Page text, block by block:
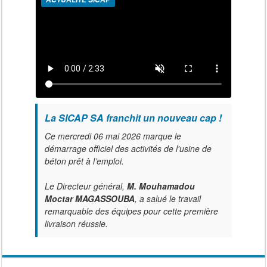
La SICAP SA franchit un nouveau cap !
Ce mercredi 06 mai 2026 marque le
démarrage officiel des activités de l'usine de
béton prêt à l’emploi.
Le Directeur général, M. Mouhamadou
Moctar MAGASSOUBA, a salué le travail
remarquable des équipes pour cette première
livraison réussie.